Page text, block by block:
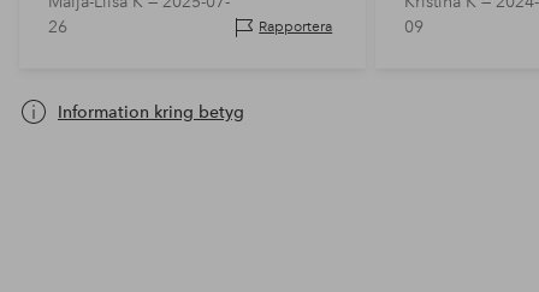
lyxig känsla.
26
Rapportera
09
Information kring betyg